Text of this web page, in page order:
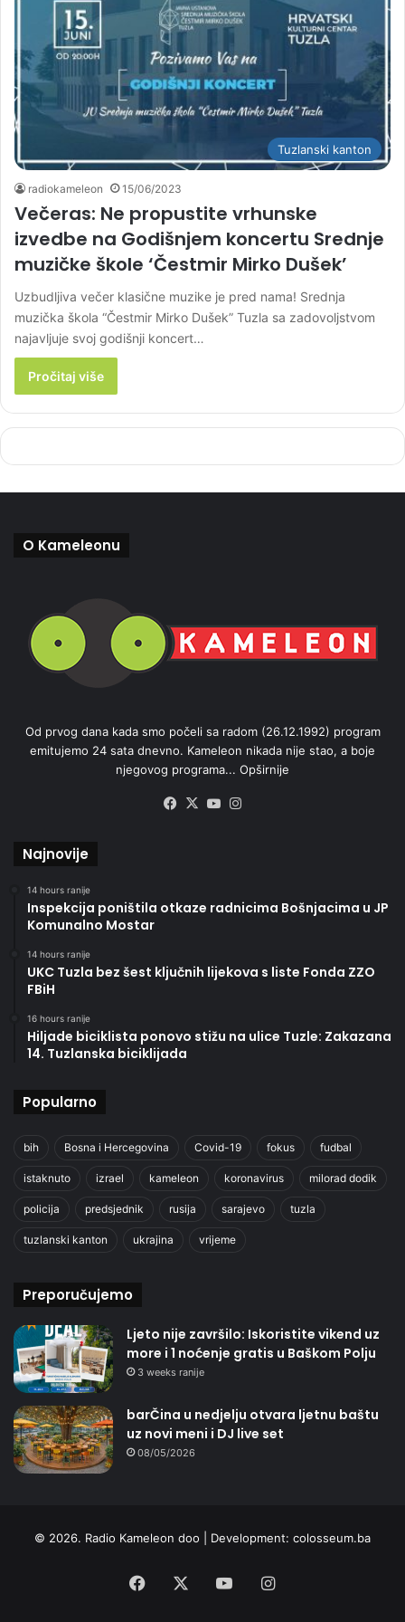
Tuzlanski kanton
radiokameleon 15/06/2023
Večeras: Ne propustite vrhunske
izvedbe na Godišnjem koncertu Srednje
muzičke škole ‘Čestmir Mirko Dušek’
Uzbudljiva večer klasične muzike je pred nama! Srednja
muzička škola “Čestmir Mirko Dušek” Tuzla sa zadovoljstvom
najavljuje svoj godišnji koncert…
Pročitaj više
O Kameleonu
Od prvog dana kada smo počeli sa radom (26.12.1992) program
emitujemo 24 sata dnevno. Kameleon nikada nije stao, a boje
njegovog programa... Opširnije
Facebook
X YouTube
Najnovije
14 hours ranije
Inspekcija poništila otkaze radnicima Bošnjacima u JP
Komunalno Mostar
14 hours ranije
UKC Tuzla bez šest ključnih lijekova s liste Fonda ZZO
FBiH
16 hours ranije
Hiljade biciklista ponovo stižu na ulice Tuzle: Zakazana
14. Tuzlanska biciklijada
Popularno
bih Bosna i Hercegovina Covid-19 fokus fudbal
istaknuto izrael kameleon koronavirus milorad dodik
policija predsjednik rusija sarajevo tuzla
tuzlanski kanton ukrajina vrijeme
Preporučujemo
Ljeto nije završilo: Iskoristite vikend uz
more i 1 noćenje gratis u Baškom Polju
3 weeks ranije
barČina u nedjelju otvara ljetnu baštu
uz novi meni i DJ live set
08/05/2026
© 2026. Radio Kameleon doo | Development: colosseum.ba
Facebook YouTubeInstagram